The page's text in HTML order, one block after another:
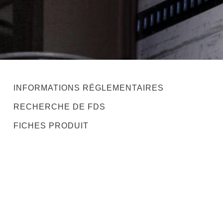
INFORMATIONS RÉGLEMENTAIRES
RECHERCHE DE FDS
FICHES PRODUIT